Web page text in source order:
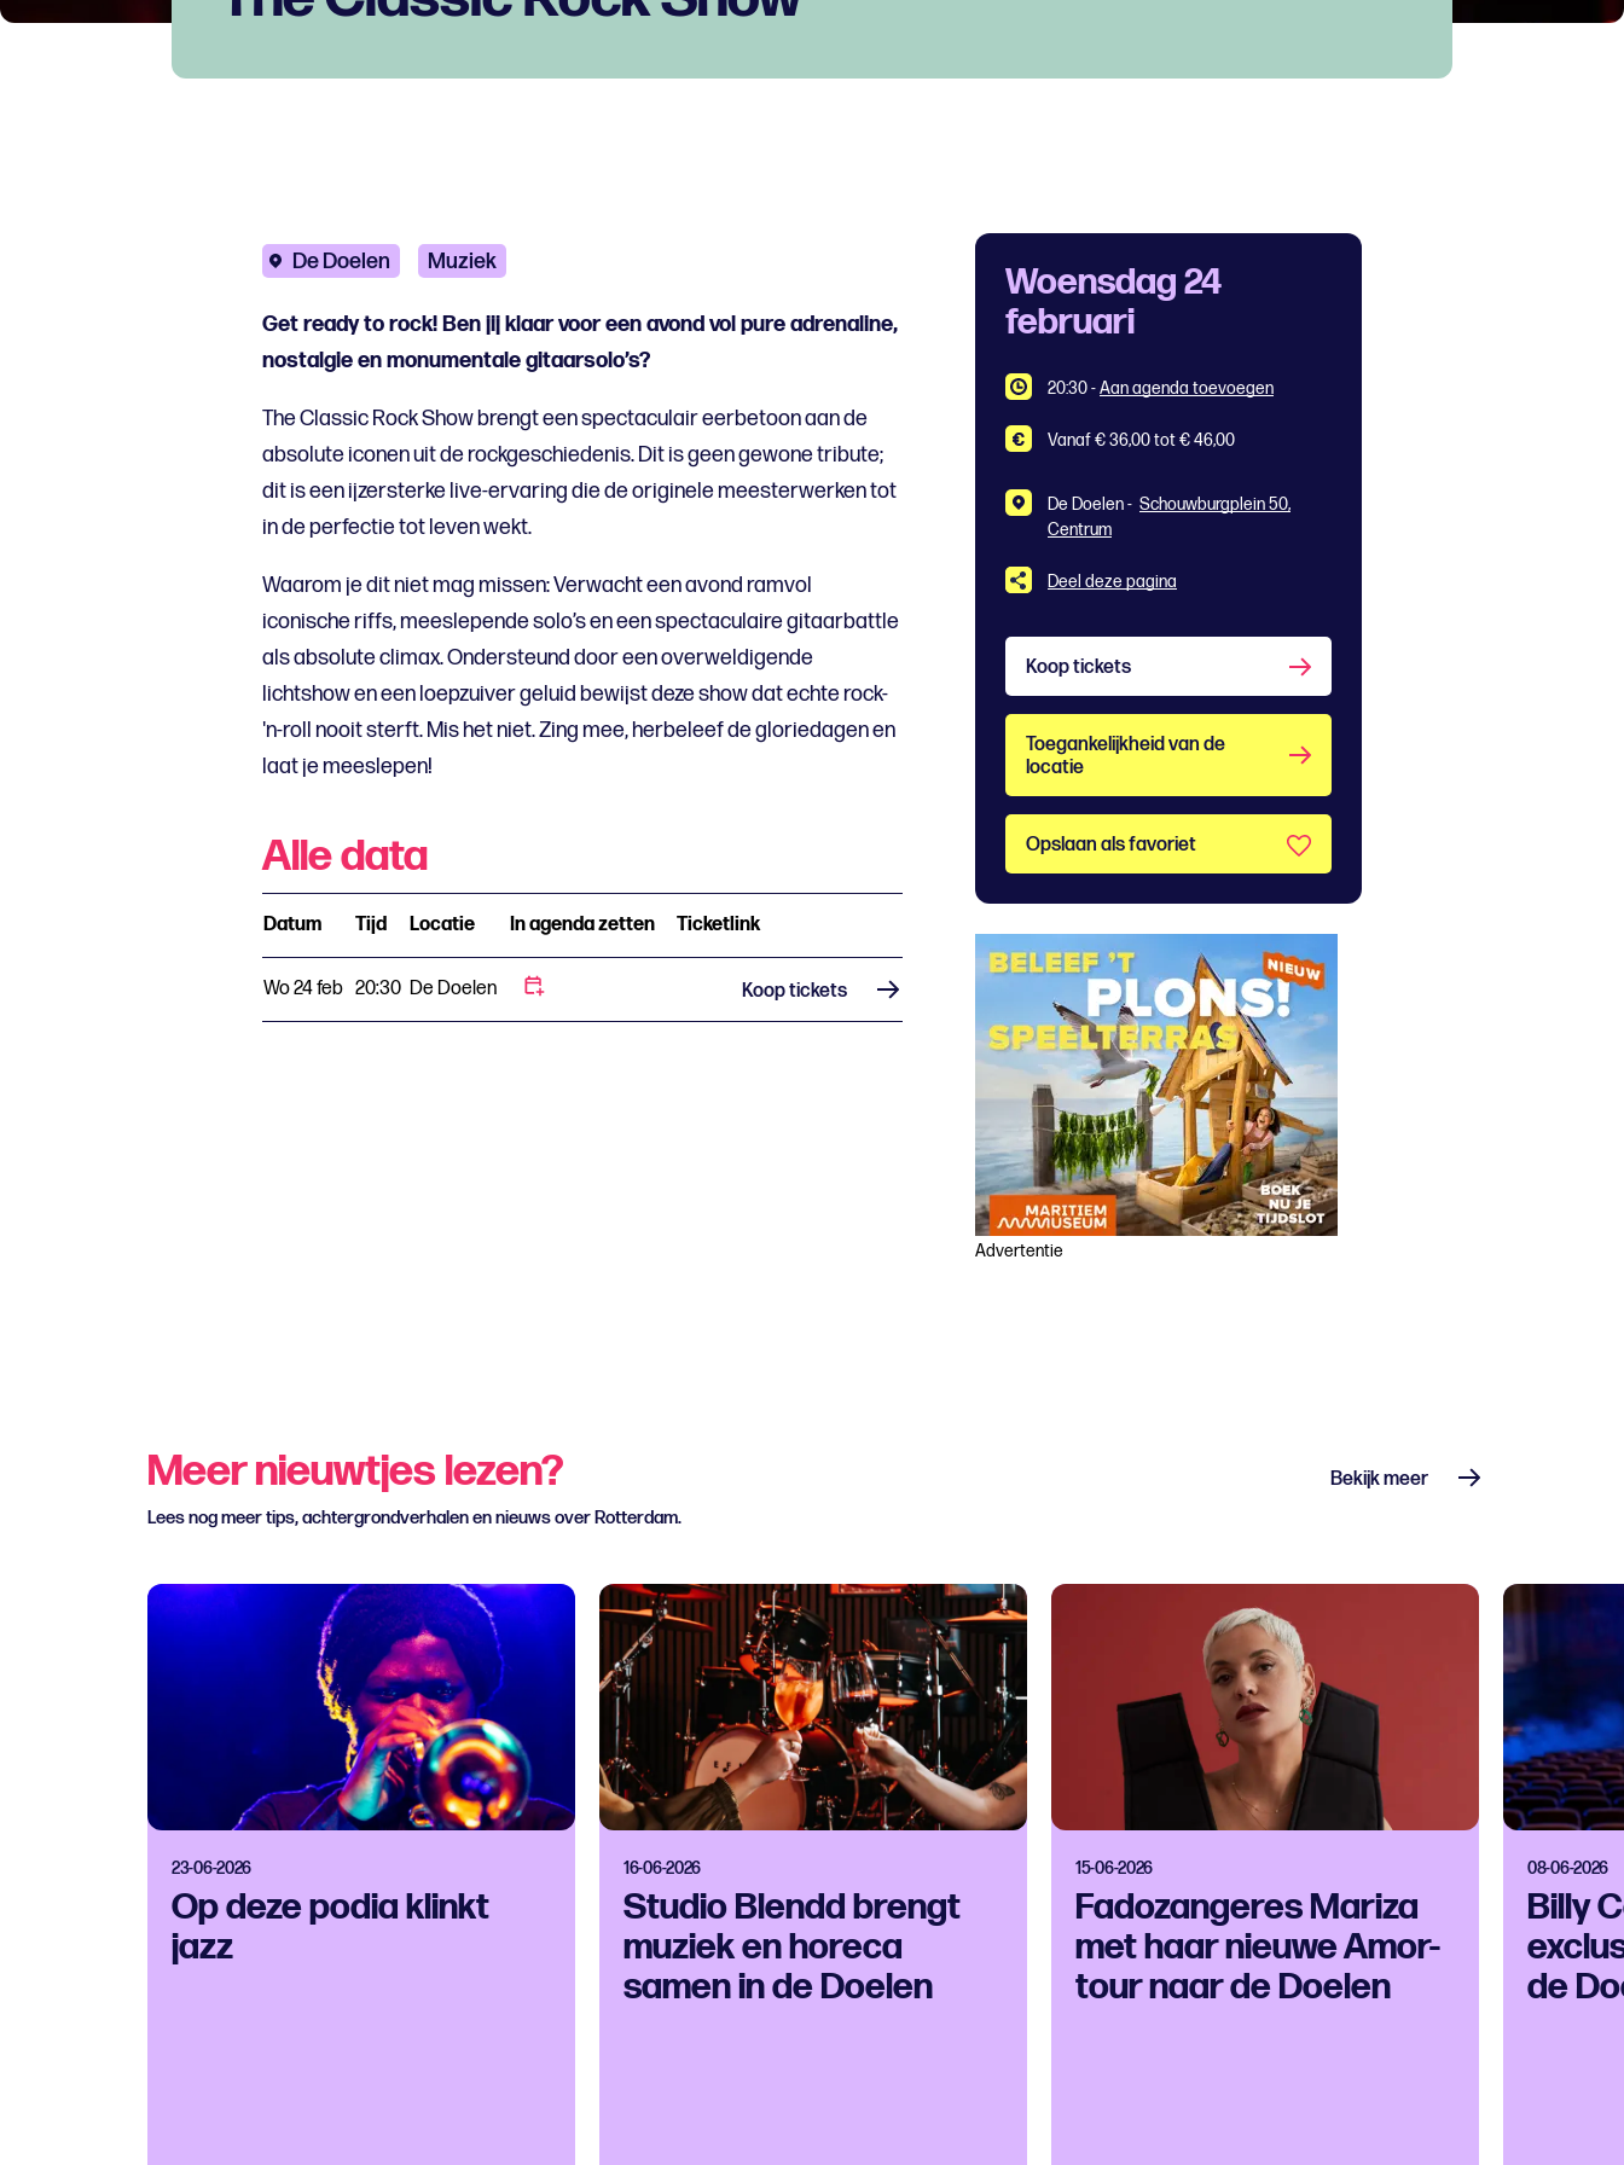
De Doelen Muziek
Get ready to rock! Ben jij klaar voor een avond vol pure adrenaline,
nostalgie en monumentale gitaarsolo’s?
The Classic Rock Show brengt een spectaculair eerbetoon aan de
absolute iconen uit de rockgeschiedenis. Dit is geen gewone tribute;
dit is een ijzersterke live-ervaring die de originele meesterwerken tot
in de perfectie tot leven wekt.
Waarom je dit niet mag missen: Verwacht een avond ramvol
iconische riffs, meeslepende solo’s en een spectaculaire gitaarbattle
als absolute climax. Ondersteund door een overweldigende
lichtshow en een loepzuiver geluid bewijst deze show dat echte rock-
'n-roll nooit sterft. Mis het niet. Zing mee, herbeleef de gloriedagen en
laat je meeslepen!
Alle data
Datum Tijd Locatie In agenda zetten Ticketlink
Wo 24 feb 20:30 De Doelen Koop tickets
Woensdag 24
februari
20:30-Aan agenda toevoegen
Vanaf € 36,00 tot € 46,00
De Doelen - Schouwburgplein 50,
Centrum
Deel deze pagina
Koop tickets
Toegankelijkheid van de
locatie
Opslaan als favoriet
Advertentie
Meer nieuwtjes lezen?
Lees nog meer tips, achtergrondverhalen en nieuws over Rotterdam.
Bekijk meer
23-06-2026
Op deze podia klinkt
jazz
16-06-2026
Studio Blendd brengt
muziek en horeca
samen in de Doelen
15-06-2026
Fadozangeres Mariza
met haar nieuwe Amor-
tour naar de Doelen
08-06-2026
Billy
de